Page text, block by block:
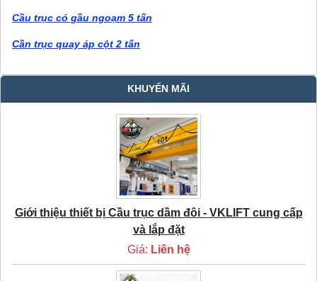
Cầu trục có gầu ngoạm 5 tấn
Cần trục quay áp cột 2 tấn
KHUYẾN MÃI
Giới thiệu thiết bị Cầu trục dầm đôi - VKLIFT cung cấp
và lắp đặt
Giá: Liên hệ